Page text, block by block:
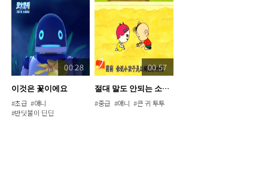
00:28
이것은 꽃이에요
#초급 #애니
#반딧불이 딘딘
00:57
절대 말도 안되는 소리야
#중급 #애니 #큰 귀 투투